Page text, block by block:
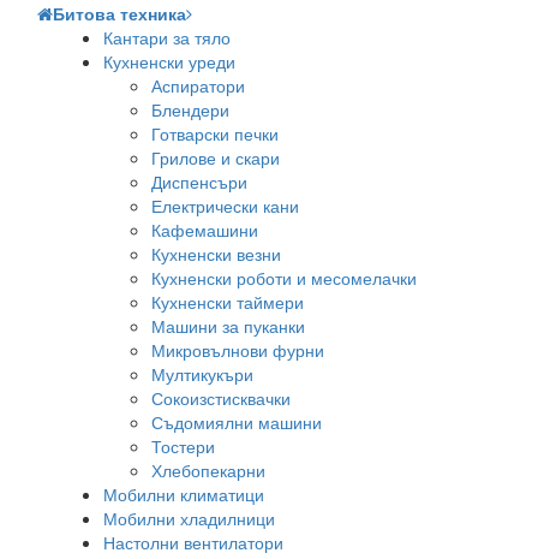
Битова техника
Кантари за тяло
Кухненски уреди
Аспиратори
Блендери
Готварски печки
Грилове и скари
Диспенсъри
Електрически кани
Кафемашини
Кухненски везни
Кухненски роботи и месомелачки
Кухненски таймери
Машини за пуканки
Микровълнови фурни
Мултикукъри
Сокоизстисквачки
Съдомиялни машини
Тостери
Хлебопекарни
Мобилни климатици
Мобилни хладилници
Настолни вентилатори